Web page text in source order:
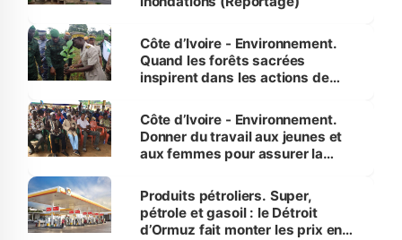
Côte d’Ivoire - Environnement.
Quand les forêts sacrées
inspirent dans les actions de
Côte d’Ivoire - Environnement.
Donner du travail aux jeunes et
aux femmes pour assurer la
menacées
Produits pétroliers. Super,
pétrole et gasoil : le Détroit
d’Ormuz fait monter les prix en